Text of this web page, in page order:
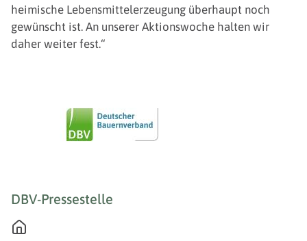
heimische Lebensmittelerzeugung überhaupt noch
gewünscht ist. An unserer Aktionswoche halten wir
daher weiter fest.“
DBV-Pressestelle